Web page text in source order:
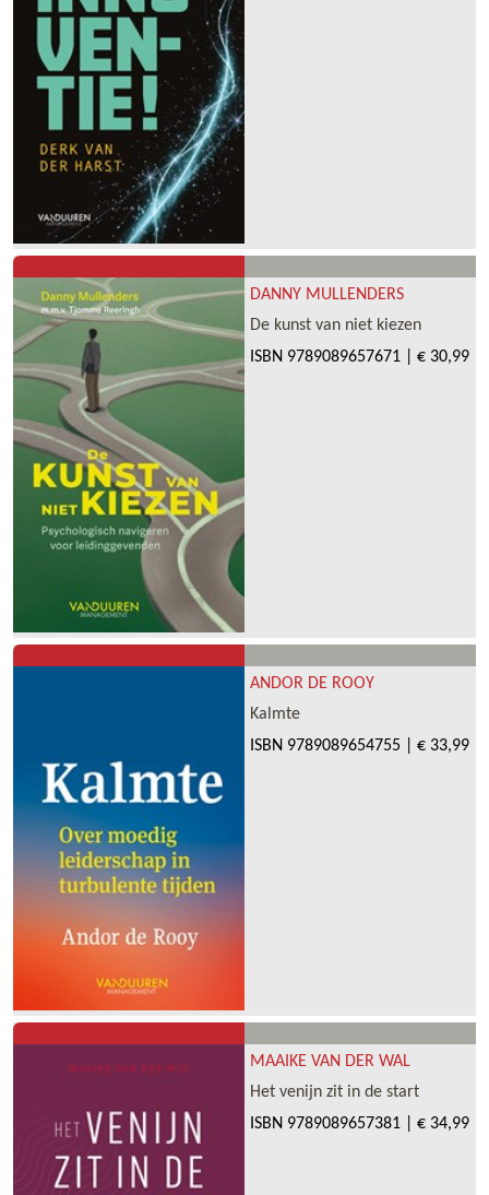
DANNY MULLENDERS
De kunst van niet kiezen
ISBN 9789089657671 € 30,99
ANDOR DE ROOY
Kalmte
ISBN 9789089654755 € 33,99
MAAIKE VAN DER WAL
Het venijn zit in de start
ISBN 9789089657381 € 34,99